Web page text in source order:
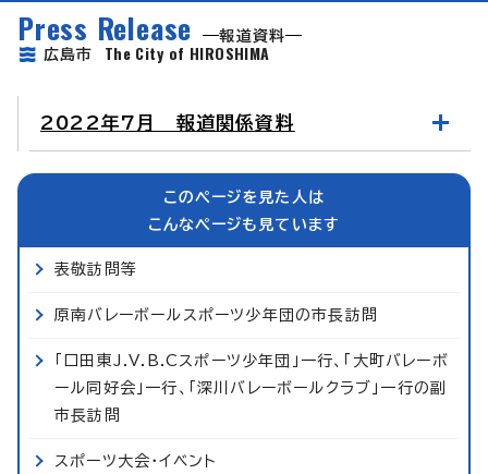
Press Release
報道資料
広島市 The City of HIROSHIMA
2022年7月 報道関係資料
このページを見た人は
こんなページも見ています
表敬訪問等
原南バレーボールスポーツ少年団の市長訪問
「口田東J.V.B.Cスポーツ少年団」一行、「大町バレーボ
ール同好会」一行、「深川バレーボールクラブ」一行の副
市長訪問
スポーツ大会・イベント